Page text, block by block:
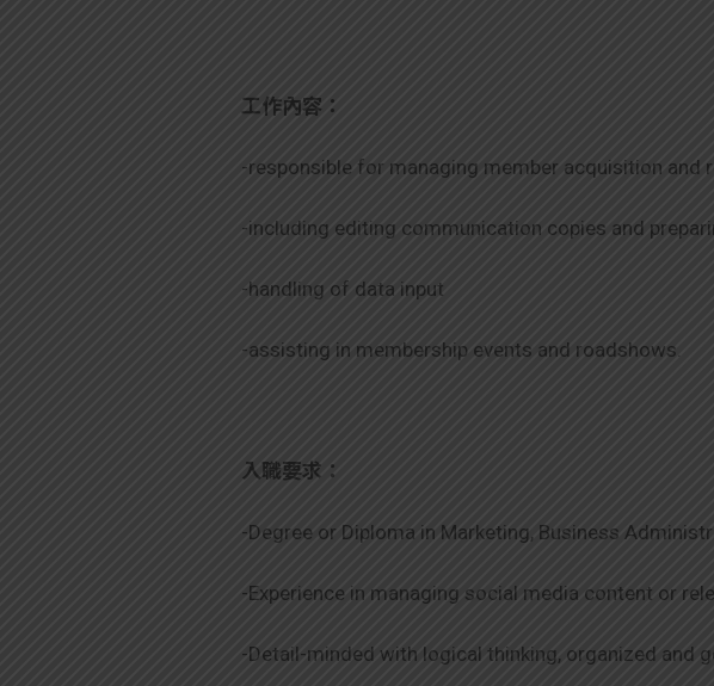
工作內容：
-responsible for managing member acquisition and
-including editing communication copies and
-handling of data input
-assisting in membership events and roadshows.
入職要求：
-Degree or Diploma in Marketing, Business
-Experience in managing social media content or
-Detail-minded with logical thinking, organized and